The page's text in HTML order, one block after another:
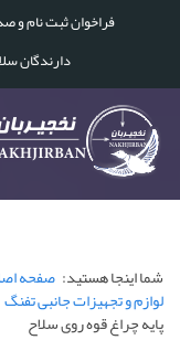
فراخوان ثبت نام و
دارندگان
شما اینجا هستید: صفحه
لوازم و تجهیزات جانبی تفنگ
پایه چراغ قوه روی سلاح